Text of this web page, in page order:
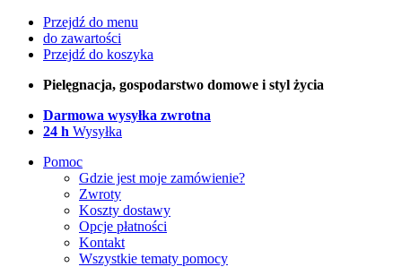
Przejdź do menu
do zawartości
Przejdź do koszyka
Pielęgnacja, gospodarstwo domowe i styl życia
Darmowa wysyłka zwrotna
24 h Wysyłka
Pomoc
Gdzie jest moje zamówienie?
Zwroty
Koszty dostawy
Opcje płatności
Kontakt
Wszystkie tematy pomocy